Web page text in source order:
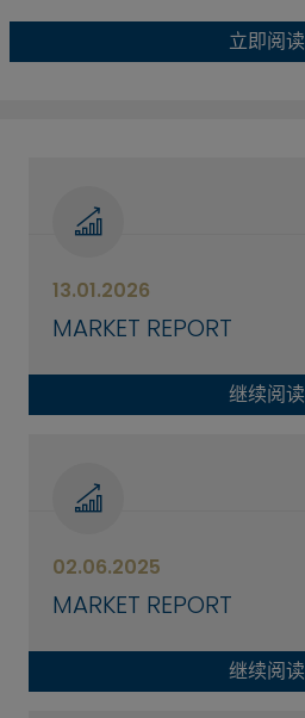
立即阅读
13.01.2026
MARKET REPORT
继续阅读
02.06.2025
MARKET REPORT
继续阅读